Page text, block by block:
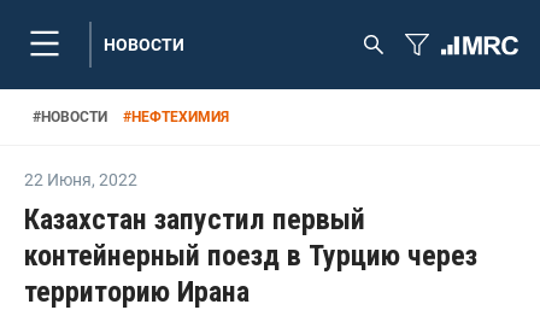
НОВОСТИ
#НОВОСТИ #НЕФТЕХИМИЯ
22 Июня, 2022
Казахстан запустил первый
контейнерный поезд в Турцию через
территорию Ирана